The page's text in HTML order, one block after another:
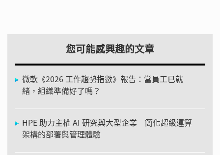
您可能感興趣的文章
微軟《2026 工作趨勢指數》報告：當員工已就
緒，組織準備好了嗎？
HPE 助力主權 AI 研究與大型企業 簡化超級運算
架構的部署與管理體驗